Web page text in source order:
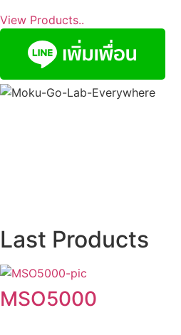
View Products..
Last Products
MSO5000